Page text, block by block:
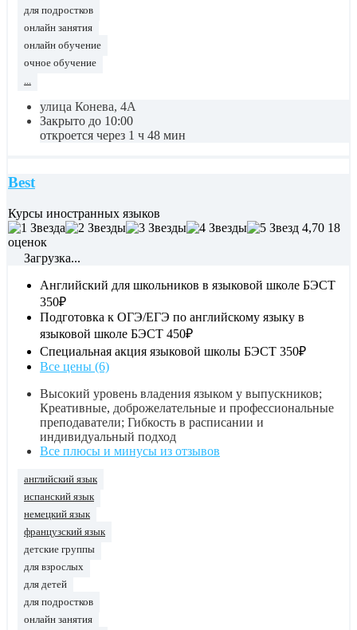
для подростков
онлайн занятия
онлайн обучение
очное обучение
...
улица Конева, 4А
Закрыто до 10:00
откроется через 1 ч 48 мин
Best
Курсы иностранных языков
4,70 18
оценок
Загрузка...
Английский для школьников в языковой школе БЭСТ
350₽
Подготовка к ОГЭ/ЕГЭ по английскому языку в
языковой школе БЭСТ 450₽
Специальная акция языковой школы БЭСТ 350₽
Все цены (6)
Высокий уровень владения языком у выпускников;
Креативные, доброжелательные и профессиональные
преподаватели; Гибкость в расписании и
индивидуальный подход
Все плюсы и минусы из отзывов
английский язык
испанский язык
немецкий язык
французский язык
детские группы
для взрослых
для детей
для подростков
онлайн занятия